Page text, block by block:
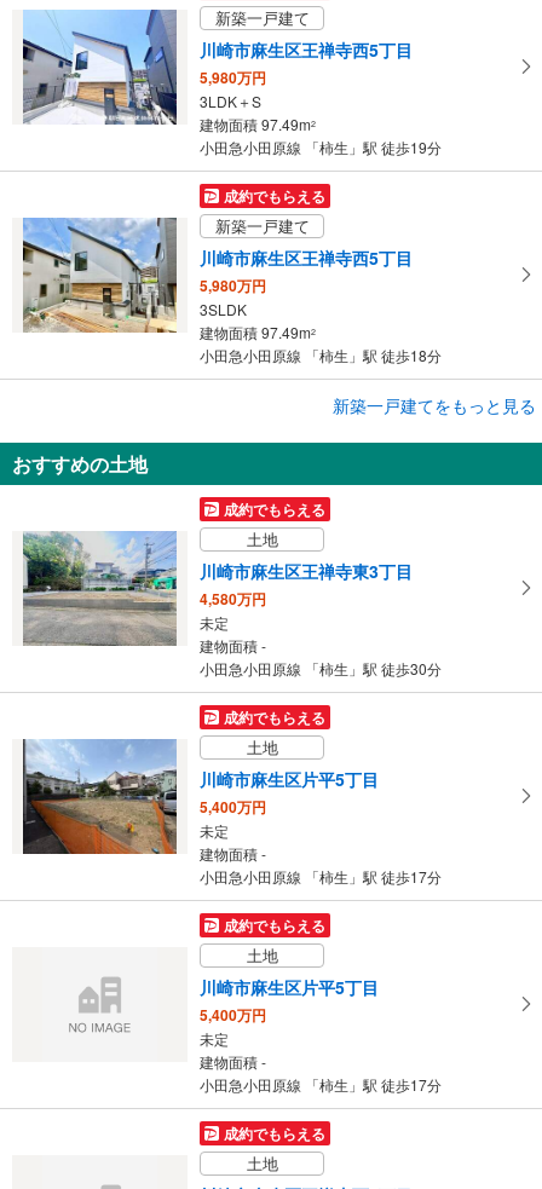
る
新築一戸建て
川崎市麻生区王禅寺西5丁目
5,980万円
3LDK＋S
建物面積 97.49m2
小田急小田原線 「柿生」駅 徒歩19分
成約でもらえる
新築一戸建て
川崎市麻生区王禅寺西5丁目
5,980万円
3SLDK
建物面積 97.49m2
小田急小田原線 「柿生」駅 徒歩18分
5,890万円
4LDK
建物面積 109.3m
小田急小田原線 「柿生」駅 徒歩47分
新築一戸建てをもっと見る
おすすめの土地
成約でもらえる
土地
川崎市麻生区王禅寺東3丁目
4,580万円
未定
建物面積 -
小田急小田原線 「柿生」駅 徒歩30分
成約でもらえる
土地
川崎市麻生区片平5丁目
5,400万円
未定
建物面積 -
小田急小田原線 「柿生」駅 徒歩17分
成約でもらえる
土地
川崎市麻生区片平5丁目
5,400万円
未定
建物面積 -
小田急小田原線 「柿生」駅 徒歩17分
成約でもらえる
土地